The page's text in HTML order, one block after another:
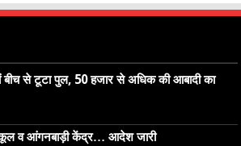
बीच से टूटा पुल, 50 हजार से अधिक की आबादी का
व आंगनबाड़ी केंद्र… आदेश जारी